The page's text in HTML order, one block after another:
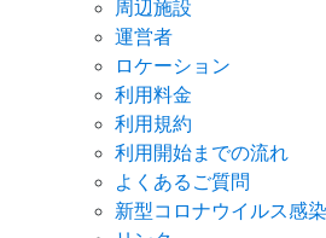
周辺施設
運営者
ロケーション
利用料金
利用規約
利用開始までの流れ
よくあるご質問
新型コロナウイルス感